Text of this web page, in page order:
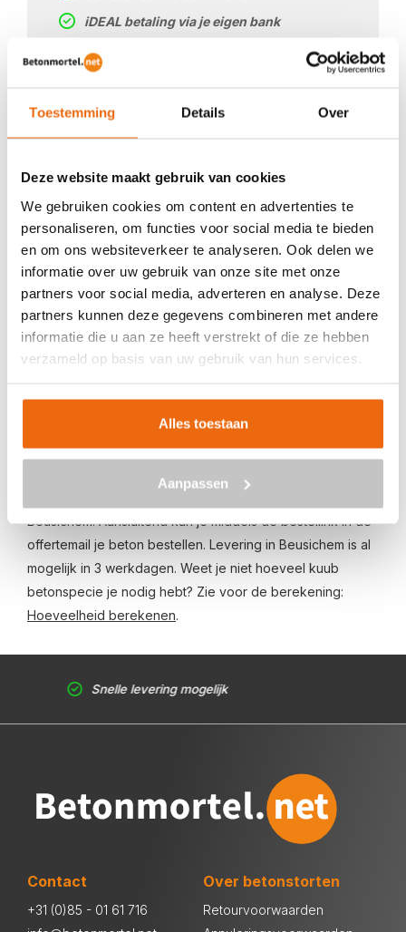
Toestemming Details Over
Deze website maakt gebruik van cookies
We gebruiken cookies om content en advertenties te
personaliseren, om functies voor social media te bieden
en om ons websiteverkeer te analyseren. Ook delen we
informatie over uw gebruik van onze site met onze
partners voor social media, adverteren en analyse. Deze
partners kunnen deze gegevens combineren met andere
informatie die u aan ze heeft verstrekt of die ze hebben
verzameld op basis van uw gebruik van hun services.
Alles toestaan
Aanpassen
BETON BESTELLEN IN BEUSICHEM
Ben je op zoek naar een leverancier bij jou in de buurt die
goedkoop beton kan storten in Beusichem? Dan ben je bij
ons aan het juiste adres. Wij bezorgen kant-en-klaar
in Beusichem bestellen is eenvoudig: vraag vrijblijvend
aan. Vul je postcode, het benodigde aantal
m3, het type beton, de optionele keuze voor
Beusichem. Aansluitend kun je middels de bestellink in de
offertemail je beton bestellen. Levering in Beusichem is al
mogelijk in 3 werkdagen. Weet je niet hoeveel kuub
betonspecie je nodig hebt? Zie voor de berekening:
Hoeveelheid berekenen.
iDEAL betaling via je eigen bank
Prijs op basis van uw postcode
Snelle levering mogelijk
Contact
+31 (0)85 - 01 61 716
Over betonstorten
Retourvoorwaarden